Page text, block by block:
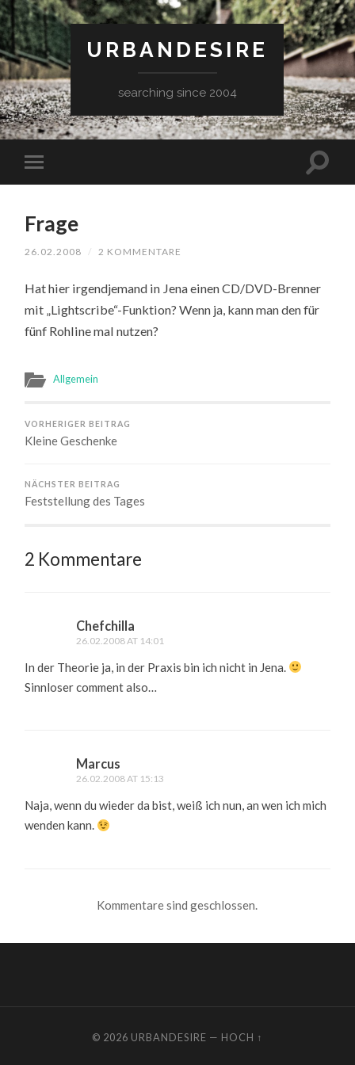
URBANDESIRE
searching since 2004
Frage
26.02.2008 / 2 KOMMENTARE
Hat hier irgendjemand in Jena einen CD/DVD-Brenner
mit „Lightscribe“-Funktion? Wenn ja, kann man den für
fünf Rohline mal nutzen?
Allgemein
VORHERIGER BEITRAG
Kleine Geschenke
NÄCHSTER BEITRAG
Feststellung des Tages
2 Kommentare
Chefchilla
26.02.2008 AT 14:01
In der Theorie ja, in der Praxis bin ich nicht in Jena.
Sinnloser comment also…
Marcus
26.02.2008 AT 15:13
Naja, wenn du wieder da bist, weiß ich nun, an wen ich mich
wenden kann.
Kommentare sind geschlossen.
© 2026 URBANDESIRE — HOCH ↑